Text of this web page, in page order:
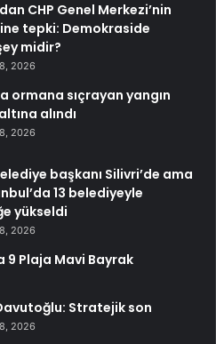
CHP Genel Merkezi’nin
tepki: Demokraside
midir?
2026
ormana sıçrayan yangın
alındı
2026
başkanı Silivri’de ama
13 belediyeyle
yükseldi
2026
9 Plaja Mavi Bayrak
Stratejik son
2026